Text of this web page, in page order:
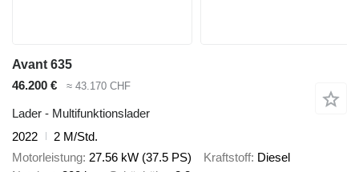
Avant 635
46.200 €
≈ 43.170 CHF
Lader - Multifunktionslader
2022
2 M/Std.
Motorleistung 27.56 kW (37.5 PS) Kraftstoff Diesel